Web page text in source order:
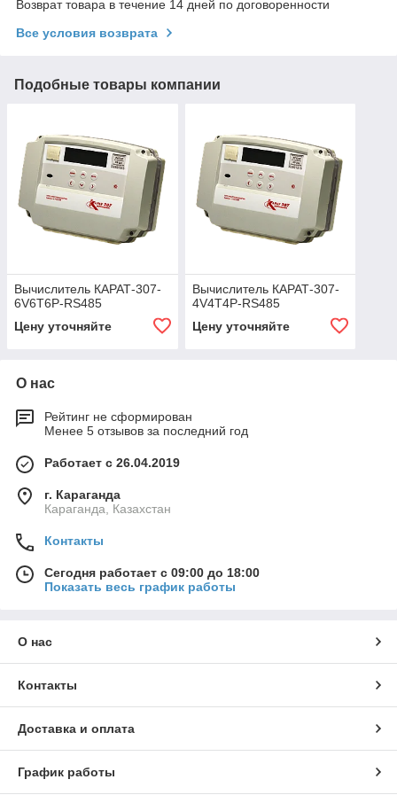
Возврат товара в течение 14 дней по договоренности
Все условия возврата
Подобные товары компании
Вычислитель КАРАТ-307-
6V6T6P-RS485
Цену уточняйте
Вычислитель КАРАТ-307-
4V4T4P-RS485
Цену уточняйте
О нас
Рейтинг не сформирован
Менее 5 отзывов за последний год
Работает с 26.04.2019
г. Караганда
Караганда, Казахстан
Контакты
Сегодня работает с 09:00 до 18:00
Показать весь график работы
О нас
Контакты
Доставка и оплата
График работы